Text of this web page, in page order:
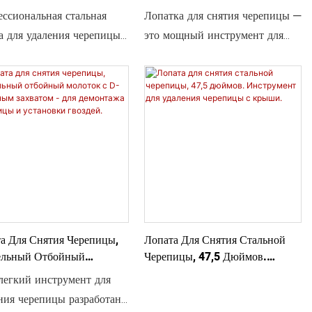
Инструмент Для
Кровельной Черепицы.
стальная
для удаления черепицы
со специально
зубьями,
быстро приподнимают
кровли с гвоздями и
ее незаменимым
для широкого
Черепицы С Крыши.
Лопатка для снятия черепицы —
это мощный инструмент для
покрытия длиной 47,5 дюймов,
оснащенный прочным
дополнительный рычаг и
Для Снятия Черепицы,
Отбойный
С D-Образным
- Для Демонтажа
И Установки Гвоздей.
инструмент для
черепицы разработан
Лопата Для Снятия Стальной
Черепицы, 47,5 Дюймов.